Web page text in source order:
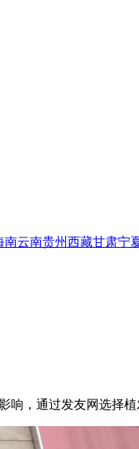
南云南贵州西藏甘肃宁
，通过发友网选择